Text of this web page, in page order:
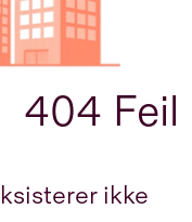
404 Feil
ikke